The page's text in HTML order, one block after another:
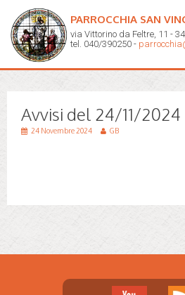
PARROCCHIA SAN
via Vittorino da Feltre, 11 -
tel. 040/390250 -
Avvisi del 24/11/2024
24 Novembre 2024 GB